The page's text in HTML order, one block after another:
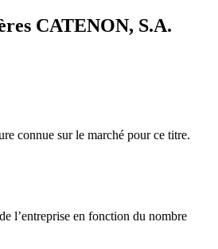
CATENON, S.A.
connue sur le marché pour ce titre.
l’entreprise en fonction du nombre